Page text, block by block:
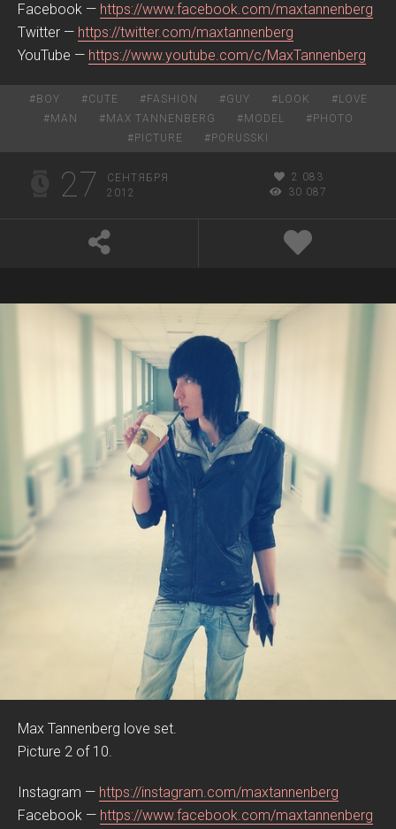
Facebook — https://www.facebook.com/maxtannenberg
Twitter — https://twitter.com/maxtannenberg
YouTube — https://www.youtube.com/c/MaxTannenberg
# BOY #CUTE # FASHION #GUY # LOOK # LOVE
# MAN # MAX TANNENBERG # MODEL # PHOTO
# PICTURE # PORUSSKI
27
СЕНТЯБРЯ
2012
2 083
30 087
Max Tannenberg love set.
Picture 2 of 10.
Instagram — https://instagram.com/maxtannenberg
Facebook — https://www.facebook.com/maxtannenberg